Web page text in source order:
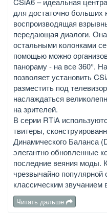
для достаточно больших
воспроизводящая
передающая диалоги.
остальными колонками
помощью можно
панораму - на все 360°.
позволяет установить
разместить под
наслаждаться
на зрителей.
В серии RTiA
твитеры,
Динамического Баланса
элегантно обновленные
последние веяния моды.
чрезвычайно популярной
классическим звучанием
Читать дальше